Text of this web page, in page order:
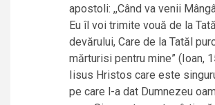
apostoli: ,,Când va venii
Eu îl voi trimite vouă de la
devărului, Care de la Tatăl
mărturisi pentru mine” (Ioan,
Iisus Hristos care este
pe care l-a dat Dumnezeu